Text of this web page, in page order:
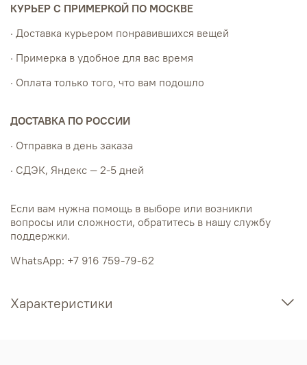
КУРЬЕР С ПРИМЕРКОЙ ПО МОСКВЕ
· Доставка курьером понравившихся вещей
· Примерка в удобное для вас время
· Оплата только того, что вам подошло
ДОСТАВКА ПО РОССИИ
· Отправка в день заказа
· СДЭК, Яндекс — 2-5 дней
Если вам нужна помощь в выборе или возникли
вопросы или сложности, обратитесь в нашу службу
поддержки.
WhatsApp: +7 916 759-79-62
Характеристики